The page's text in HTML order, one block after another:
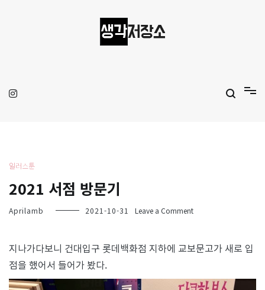
일러스툰
2021 서점 방문기
Aprilamb 2021-10-31 Leave a Commenton
점
방
기
지나가다보니 건대입구 롯데백화점 지하에 교보문고가 새로 입
점을 했어서 들어가 봤다.